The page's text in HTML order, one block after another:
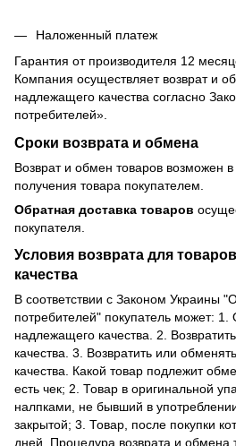
Наложенный платеж
Гарантия от производителя 12
Компания осуществляет возврат и
надлежащего качества согласно
потребителей»
Сроки возврата и обмена
Возврат и обмен товаров возможен в
получения товара покупателем.
Обратная доставка товаров
покупателя.
Условия возврата для
качества
В соответствии с Законом Украины
потребителей" покупатель может: 1.
надлежащего качества. 2.
качества. 3. Возвратить или
качества. Какой товар подлежит
есть чек; 2. Товар в оригинальной
налпками, не бывший в
закрытой; 3. Товар, после покупки
дней. Процедура возврата и обмена